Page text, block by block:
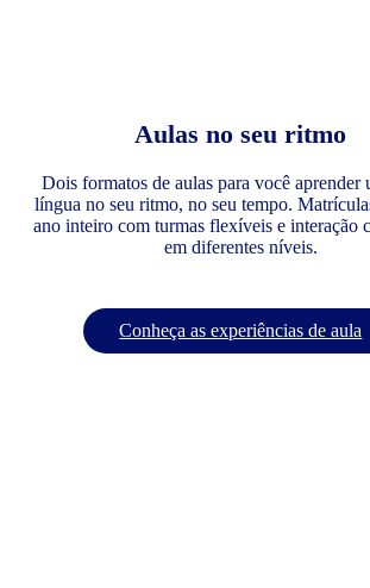
Aulas no seu ritmo
Dois formatos de aulas para você aprender
língua no seu ritmo, no seu tempo.
ano inteiro com turmas flexíveis e interação
em diferentes níveis.
Conheça as experiências de aula